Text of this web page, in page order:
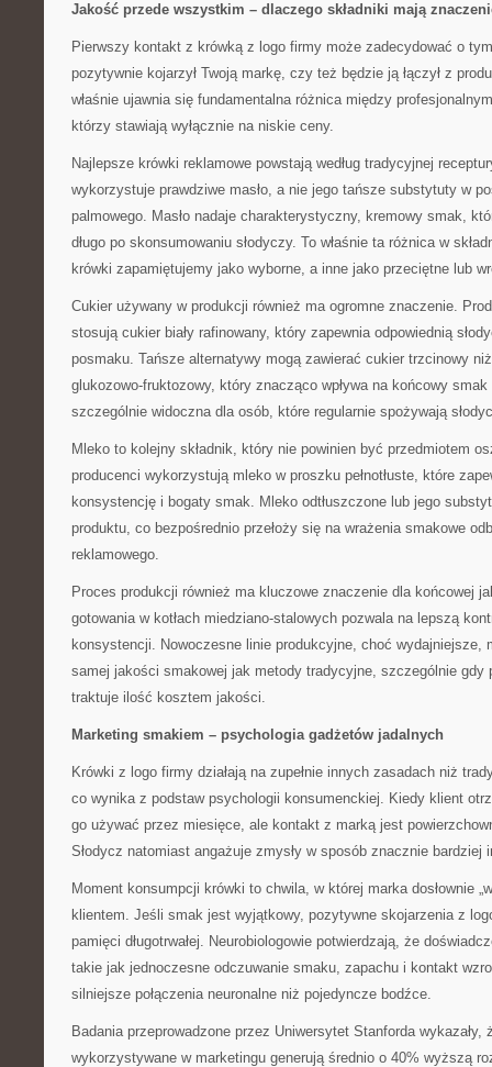
Jakość przede wszystkim – dlaczego składniki mają
Pierwszy kontakt z krówką z logo firmy może zadecydować o
pozytywnie kojarzył Twoją markę, czy też będzie ją łączył z
właśnie ujawnia się fundamentalna różnica między
którzy stawiają wyłącznie na niskie ceny.
Najlepsze krówki reklamowe powstają według tradycyjnej
wykorzystuje prawdziwe masło, a nie jego tańsze substytuty w
palmowego. Masło nadaje charakterystyczny, kremowy smak,
długo po skonsumowaniu słodyczy. To właśnie ta różnica w
krówki zapamiętujemy jako wyborne, a inne jako przeciętne lub
Cukier używany w produkcji również ma ogromne znaczenie.
stosują cukier biały rafinowany, który zapewnia odpowiednią
posmaku. Tańsze alternatywy mogą zawierać cukier trzcinowy
glukozowo-fruktozowy, który znacząco wpływa na końcowy
szczególnie widoczna dla osób, które regularnie spożywają
Mleko to kolejny składnik, który nie powinien być przedmiotem
producenci wykorzystują mleko w proszku pełnotłuste, które
konsystencję i bogaty smak. Mleko odtłuszczone lub jego
produktu, co bezpośrednio przełoży się na wrażenia smakowe
reklamowego.
Proces produkcji również ma kluczowe znaczenie dla końcowej
gotowania w kotłach miedziano-stalowych pozwala na lepszą
konsystencji. Nowoczesne linie produkcyjne, choć wydajniejsze,
samej jakości smakowej jak metody tradycyjne, szczególnie gdy
traktuje ilość kosztem jakości.
Marketing smakiem – psychologia gadżetów jadalnych
Krówki z logo firmy działają na zupełnie innych zasadach niż
co wynika z podstaw psychologii konsumenckiej. Kiedy klient
go używać przez miesięce, ale kontakt z marką jest
Słodycz natomiast angażuje zmysły w sposób znacznie bardziej
Moment konsumpcji krówki to chwila, w której marka dosłownie
klientem. Jeśli smak jest wyjątkowy, pozytywne skojarzenia z
pamięci długotrwałej. Neurobiologowie potwierdzają, że
takie jak jednoczesne odczuwanie smaku, zapachu i kontakt
silniejsze połączenia neuronalne niż pojedyncze bodźce.
Badania przeprowadzone przez Uniwersytet Stanforda wykazały,
wykorzystywane w marketingu generują średnio o 40% wyższą